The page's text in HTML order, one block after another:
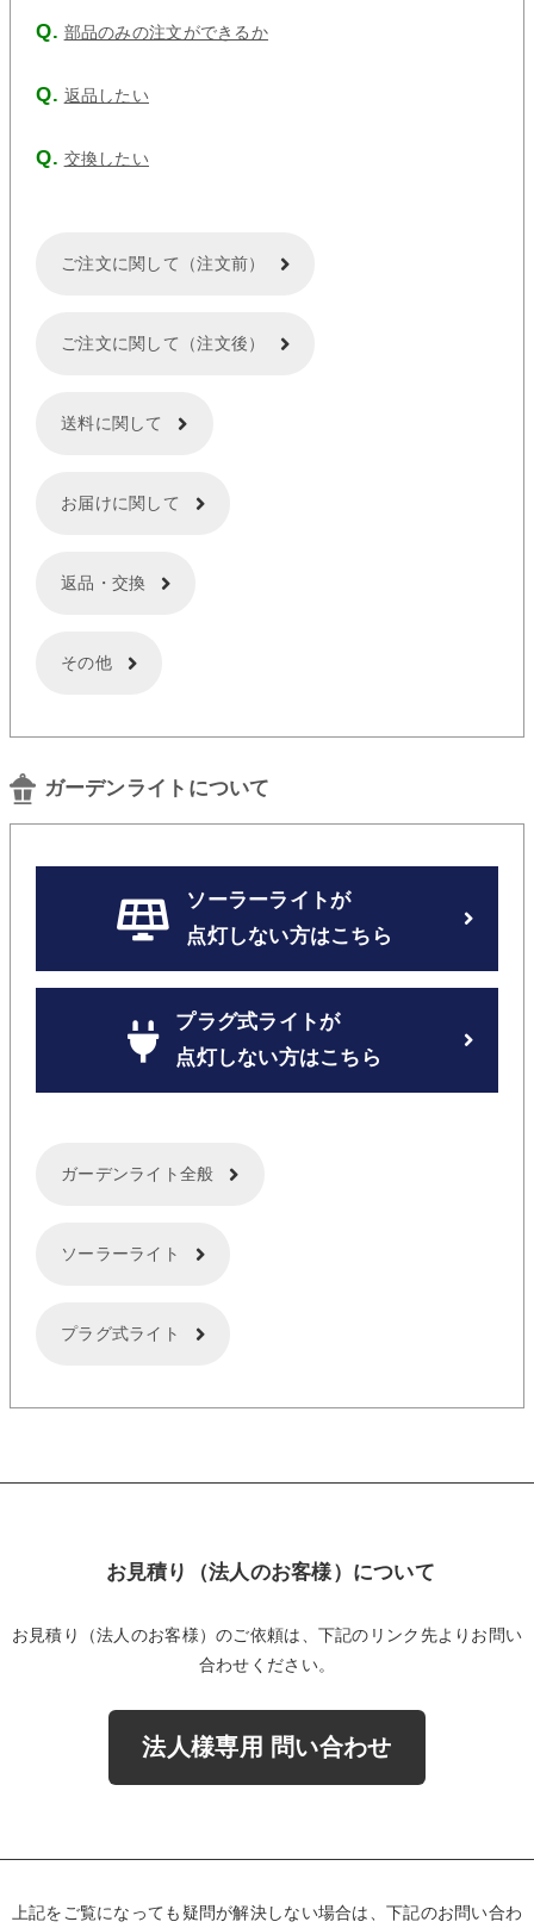
部品のみの注文ができるか
返品したい
交換したい
ご注文に関して（注文前）
ご注文に関して（注文後）
送料に関して
お届けに関して
返品・交換
その他
ガーデンライトについて
ソーラーライトが
点灯しない方はこちら
プラグ式ライトが
点灯しない方はこちら
ガーデンライト全般
ソーラーライト
プラグ式ライト
お見積り（法人のお客様）について
お見積り（法人のお客様）のご依頼は、下記のリンク先よりお問い
合わせください。
法人様専用 問い合わせ
上記をご覧になっても疑問が解決しない場合は、下記のお問い合わ